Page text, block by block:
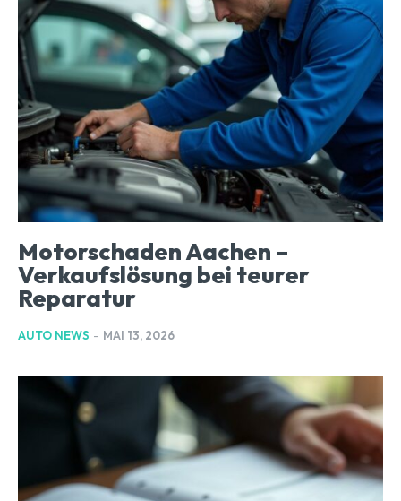
Motorschaden Aachen –
Verkaufslösung bei teurer
Reparatur
AUTO NEWS - MAI 13, 2026